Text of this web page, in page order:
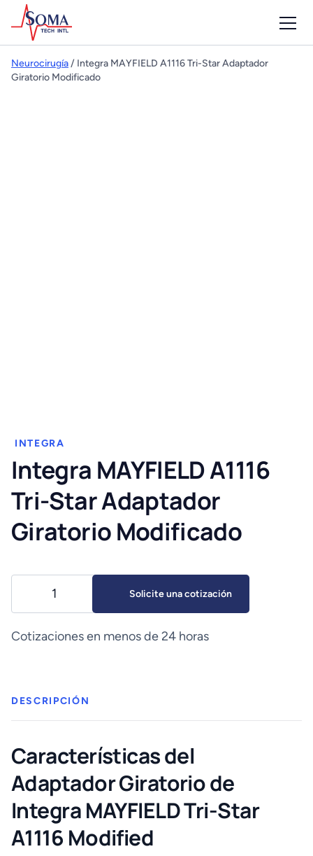
Neurocirugía/ Integra MAYFIELD A1116 Tri-Star Adaptador
Giratorio Modificado
INTEGRA
Integra MAYFIELD A1116
Tri-Star Adaptador
Giratorio Modificado
MAYFIELD
A1116
Tri-
Modificado
Solicite una cotización
Cotizaciones en menos de 24 horas
DESCRIPCIÓN
Características del
Adaptador Giratorio de
Integra MAYFIELD Tri-Star
A1116 Modified